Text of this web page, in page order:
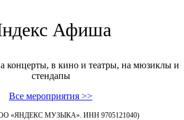
Афиша
концерты, в кино и театры, на мюзиклы и
стендапы
Все мероприятия >>
«ЯНДЕКС МУЗЫКА». ИНН 9705121040)